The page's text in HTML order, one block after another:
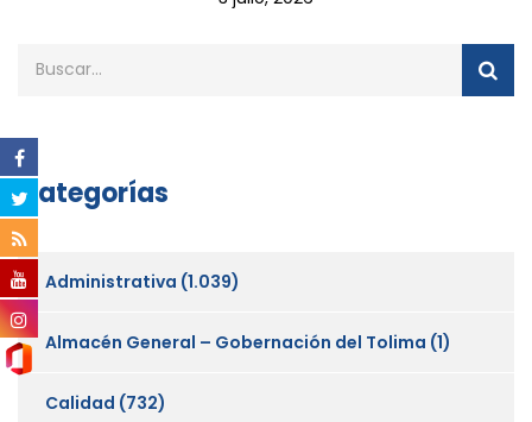
Categorías
Administrativa (1.039)
Almacén General – Gobernación del Tolima (1)
Calidad (732)